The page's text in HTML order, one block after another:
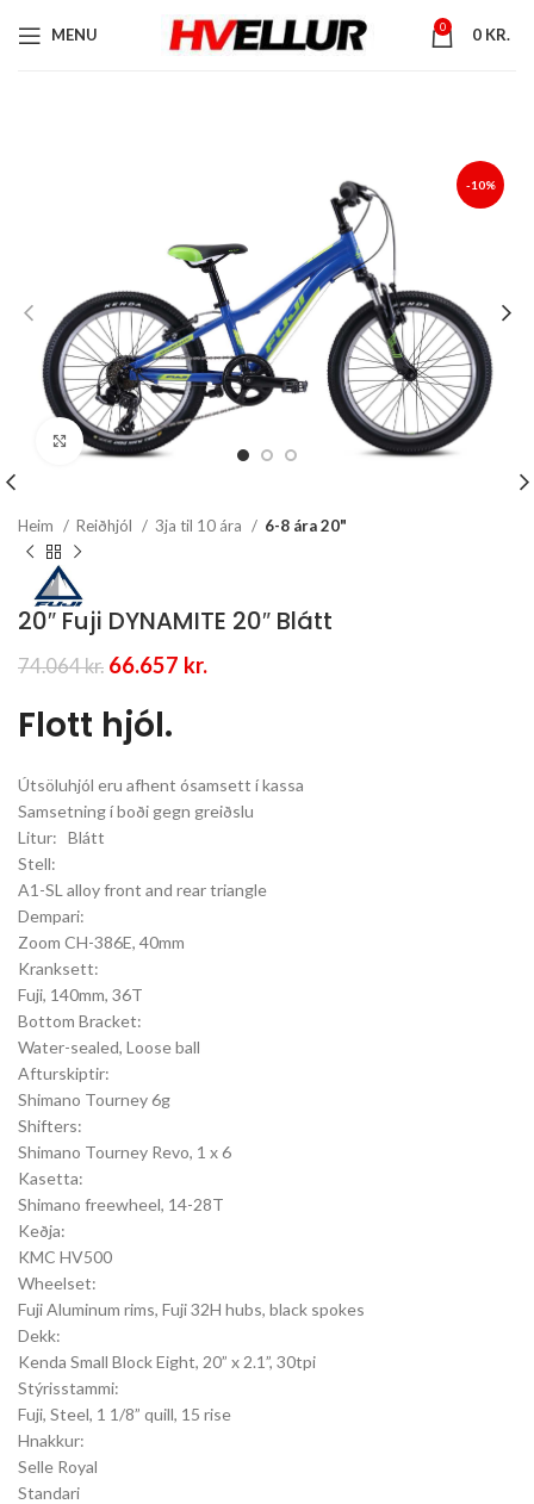
MENU 0 0 KR.
-10%
Stækka mynd
Heim Reiðhjól 3ja til 10 ára 6-8 ára 20"
20″ Fuji DYNAMITE 20″ Blátt
74.064kr. Original
was:
74.064 kr..
66.657 kr.
Flott hjól.
Útsöluhjól eru afhent ósamsett í kassa
Samsetning í boði gegn greiðslu
Litur: Blátt
Stell:
A1-SL alloy front and rear triangle
Dempari:
Zoom CH-386E, 40mm
Kranksett:
Fuji, 140mm, 36T
Bottom Bracket:
Water-sealed, Loose ball
Afturskiptir:
Shimano Tourney 6g
Shifters:
Shimano Tourney Revo, 1 x 6
Kasetta:
Shimano freewheel, 14-28T
Keðja:
KMC HV500
Wheelset:
Fuji Aluminum rims, Fuji 32H hubs, black spokes
Dekk:
Kenda Small Block Eight, 20” x 2.1”, 30tpi
Stýrisstammi:
Fuji, Steel, 1 1/8” quill, 15 rise
Hnakkur:
Selle Royal
Standari